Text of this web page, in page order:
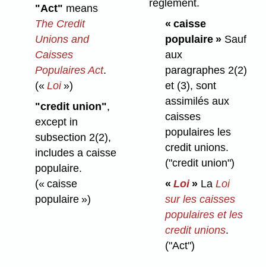
"Act" means
The Credit
Unions and
Caisses
Populaires Act.
(« Loi»)
"credit union",
except in
subsection 2(2),
includes a caisse
populaire.
(« caisse
populaire »)
règlement.
« caisse
populaire »Sauf
aux
paragraphes 2(2)
et (3), sont
assimilés aux
caisses
populaires les
credit unions.
("credit union")
« Loi»La Loi
sur les caisses
populaires et les
credit unions.
("Act")